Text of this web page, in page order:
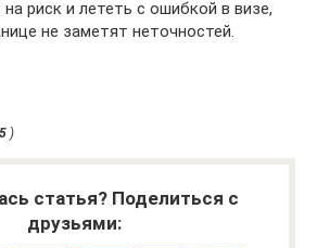
риск и лететь с ошибкой в визе,
не заметят неточностей.
5 )
статья? Поделиться с
друзьями: